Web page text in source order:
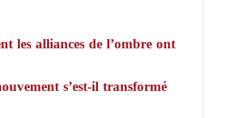
les alliances de l’ombre ont
s’est-il transformé